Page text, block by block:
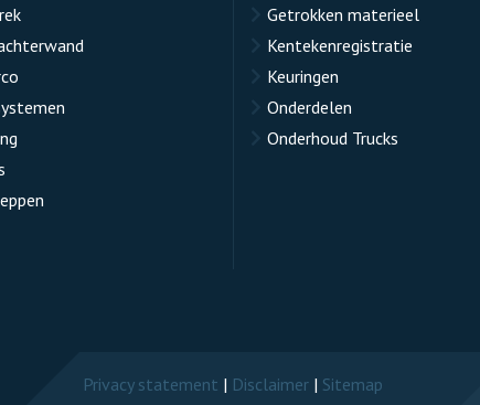
Getrokken materieel
Kentekenregistratie
Keuringen
Onderdelen
Onderhoud Trucks
Privacy statement | Disclaimer| Sitemap